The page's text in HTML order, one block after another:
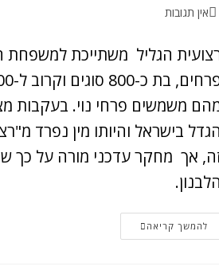
אין תגובות
הגליל משתייכת
משמשים פרחי נוי. בעקבות
הגדל בישראל והיותו מין נפרד
אך מחקר עדכני מורה על כך
הלבנון.
להמשך קריאה